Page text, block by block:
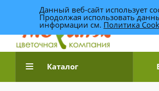
Доставка
Каталог
Данный веб-сайт использует
Продолжая использовать
информации см. Политика